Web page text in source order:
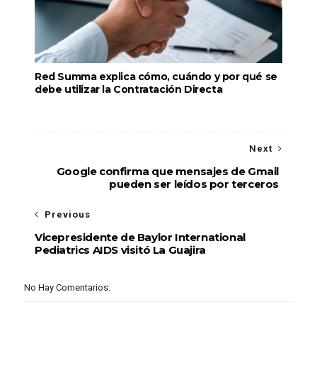
Red Summa explica cómo, cuándo y por qué se
debe utilizar la Contratación Directa
Next
Google confirma que mensajes de Gmail
pueden ser leídos por terceros
Previous
Vicepresidente de Baylor International
Pediatrics AIDS visitó La Guajira
No Hay Comentarios: